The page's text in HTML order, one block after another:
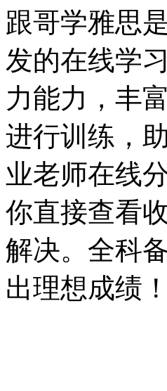
跟哥学雅思
发的在线学
力能力，丰
进行训练，
业老师在线
你直接查看
解决。全科
出理想成绩！